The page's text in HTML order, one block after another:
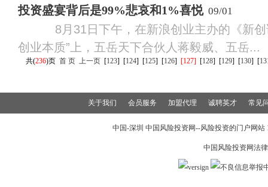
投资盛宴背后是99%悲哀和1%喜悦09/01
8月31日下午，在新浪创业主办的《新创
创业本质”上，五岳天下合伙人蒋毅威、五岳...
共(236)页 首 页 上一页 [123] [124] [125] [126] [127] [128] [129] [130] [
关于我们 会员服务 加盟代理 诚聘英才 常见
中国-深圳 中国风险投资网--风险投资的门户网
中国风险投资网法